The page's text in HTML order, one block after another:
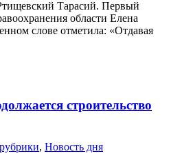
Тарасий. Первый
области Елена
слове отметила: «Отдавая
строительство
, Новость дня